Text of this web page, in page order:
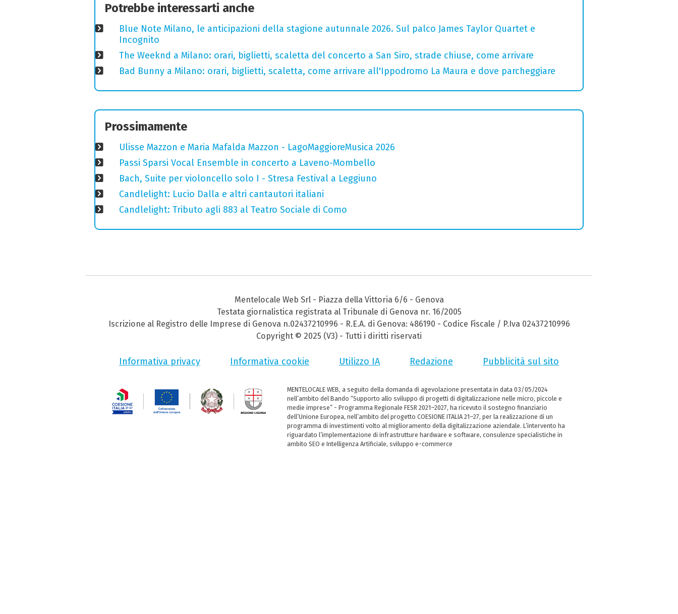
Potrebbe interessarti anche
Blue Note Milano, le anticipazioni della stagione autunnale 2026. Sul palco James Taylor Quartet e
Incognito
The Weeknd a Milano: orari, biglietti, scaletta del concerto a San Siro, strade chiuse, come arrivare
Bad Bunny a Milano: orari, biglietti, scaletta, come arrivare all'Ippodromo La Maura e dove parcheggiare
Prossimamente
Ulisse Mazzon e Maria Mafalda Mazzon - LagoMaggioreMusica 2026
Passi Sparsi Vocal Ensemble in concerto a Laveno-Mombello
Bach, Suite per violoncello solo I - Stresa Festival a Leggiuno
Candlelight: Lucio Dalla e altri cantautori italiani
Candlelight: Tributo agli 883 al Teatro Sociale di Como
Mentelocale Web Srl - Piazza della Vittoria 6/6 - Genova
Testata giornalistica registrata al Tribunale di Genova nr. 16/2005
Iscrizione al Registro delle Imprese di Genova n.02437210996 - R.E.A. di Genova: 486190 - Codice Fiscale / P.Iva 02437210996
Copyright © 2025 (V3) - Tutti i diritti riservati
Informativa privacy Informativa cookie Utilizzo IA Redazione Pubblicità sul sito
MENTELOCALE WEB, a seguito della domanda di agevolazione presentata in data 03/05/2024
nell’ambito del Bando “Supporto allo sviluppo di progetti di digitalizzazione nelle micro, piccole e
medie imprese” - Programma Regionale FESR 2021–2027, ha ricevuto il sostegno finanziario
dell’Unione Europea, nell’ambito del progetto COESIONE ITALIA 21–27, per la realizzazione di un
programma di investimenti volto al miglioramento della digitalizzazione aziendale. L’intervento ha
riguardato l’implementazione di infrastrutture hardware e software, consulenze specialistiche in
ambito SEO e Intelligenza Artificiale, sviluppo e-commerce